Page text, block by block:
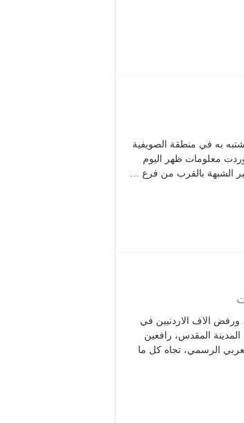
به في منطقة الصويفية
معلومات ظهر اليوم
الشبهة بالقرب من فرع …
اردنيون
من
أمام
"الحسيني":
الاف الاردنيين في
المقدس، رافعين
الرسمي، تجاه كل ما